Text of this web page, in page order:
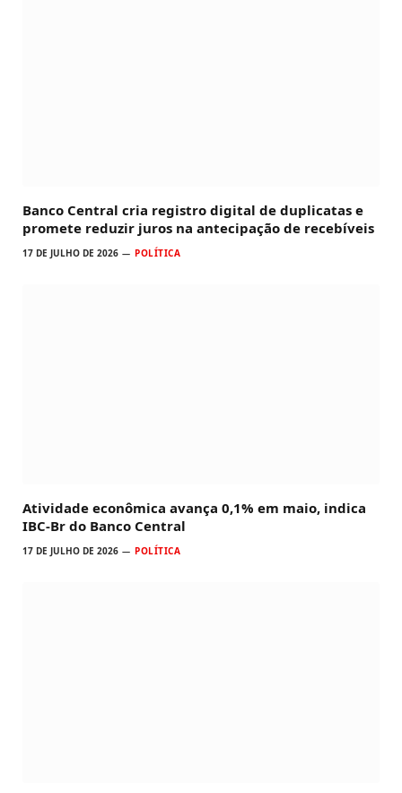
Banco Central cria registro digital de duplicatas e
promete reduzir juros na antecipação de recebíveis
17 DE JULHO DE 2026 POLÍTICA
Atividade econômica avança 0,1% em maio, indica
IBC-Br do Banco Central
17 DE JULHO DE 2026 POLÍTICA